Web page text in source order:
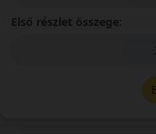
Első részlet összege: